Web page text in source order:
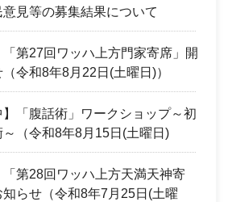
見等の募集結果について
「第27回ワッハ上方門家寄席」開
令和8年8月22日(土曜日)）
】「腹話術」ワークショップ～初
（令和8年8月15日(土曜日)
「第28回ワッハ上方天満天神寄
知らせ（令和8年7月25日(土曜